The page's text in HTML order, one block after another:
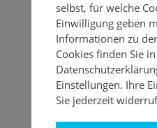
selbst, für welche
Einwilligung geben
Informationen zu
Cookies finden Sie
Einstellungen. Ihre
Sie jederzeit